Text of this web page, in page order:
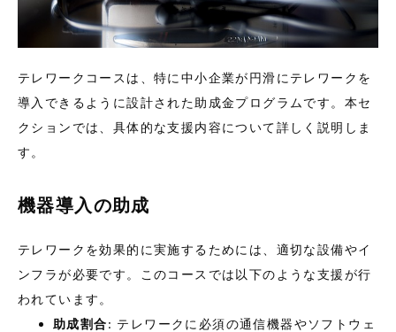
テレワークコースは、特に中小企業が円滑にテレワークを
導入できるように設計された助成金プログラムです。本セ
クションでは、具体的な支援内容について詳しく説明しま
す。
機器導入の助成
テレワークを効果的に実施するためには、適切な設備やイ
ンフラが必要です。このコースでは以下のような支援が行
われています。
助成割合: テレワークに必須の通信機器やソフトウェ